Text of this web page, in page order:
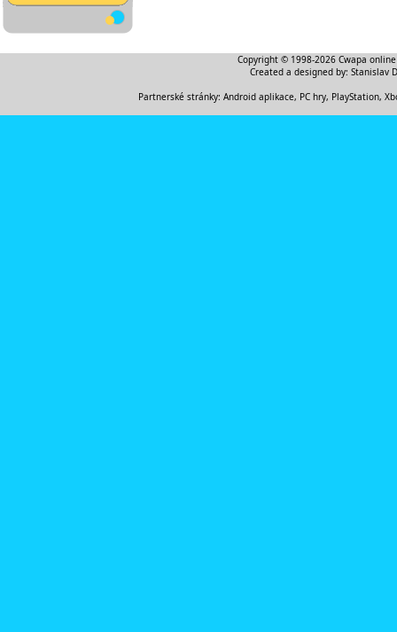
Copyright © 1998-2026 Cwapa
Created a designed by: Stanislav
Partnerské stránky: Android aplikace, PC hry, PlayStation,